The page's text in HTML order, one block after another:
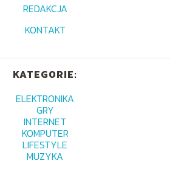
REDAKCJA
KONTAKT
KATEGORIE:
ELEKTRONIKA
GRY
INTERNET
KOMPUTER
LIFESTYLE
MUZYKA